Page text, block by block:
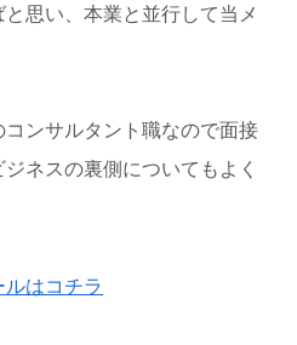
思い、本業と並行して当メ
ンサルタント職なので面接
ネスの裏側についてもよく
はコチラ